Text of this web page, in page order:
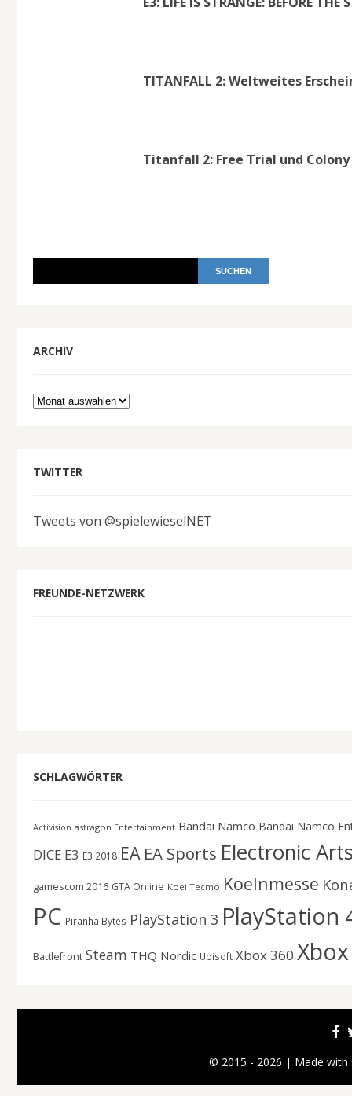
TITANFALL 2: Weltweites
Titanfall 2: Free Trial und
ARCHIV
Archiv
TWITTER
Tweets von @spielewieselNET
FREUNDE-NETZWERK
SCHLAGWÖRTER
Activision astragon Entertainment Bandai Namco Bandai Namco
DICE E3 E3 2018 EA EA Sports Electronic
gamescom 2016 GTA Online Koei Tecmo Koelnmesse
PC Piranha Bytes PlayStation 3 PlayStation
Battlefront Steam THQ Nordic Ubisoft Xbox 360
© 2015 - 2026 | Made